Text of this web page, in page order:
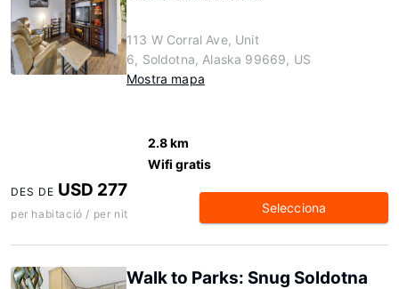
113 W Corral Ave, Unit
6, Soldotna, Alaska 99669, US
Mostra mapa
2.8 km
Wifi gratis
DES DE USD 277
per habitació / per nit Selecciona
Walk to Parks: Snug Soldotna